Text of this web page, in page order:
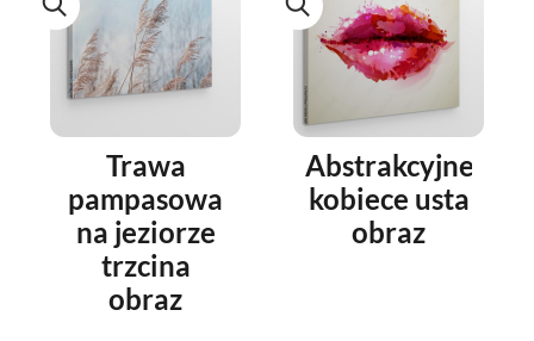
Trawa
pampasowa
na jeziorze
trzcina
obraz
Abstrakcyjne
kobiece usta
obraz